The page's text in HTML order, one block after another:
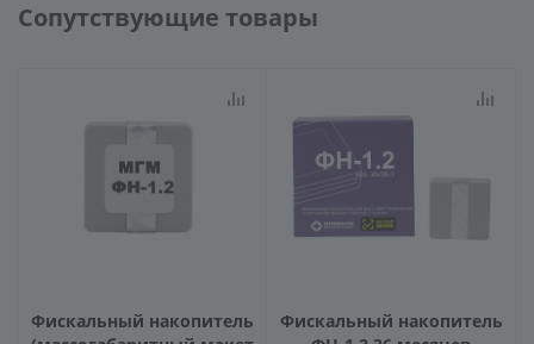
Сопутствующие товары
Фискальный накопитель
Фискальный накопитель